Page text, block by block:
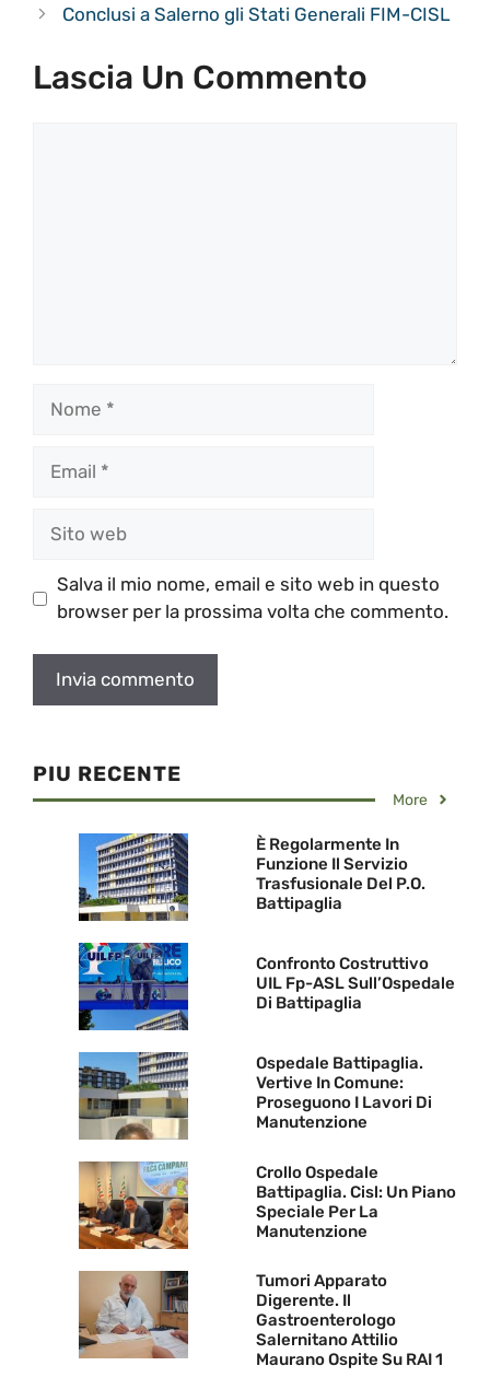
Conclusi a Salerno gli Stati Generali FIM-CISL
Lascia Un Commento
Salva il mio nome, email e sito web in questo
browser per la prossima volta che commento.
PIU RECENTE
More
È Regolarmente In
Funzione Il Servizio
Trasfusionale Del P.O.
Battipaglia
Confronto Costruttivo
UIL Fp-ASL Sull’Ospedale
Di Battipaglia
Ospedale Battipaglia.
Vertive In Comune:
Proseguono I Lavori Di
Manutenzione
Crollo Ospedale
Battipaglia. Cisl: Un Piano
Speciale Per La
Manutenzione
Tumori Apparato
Digerente. Il
Gastroenterologo
Salernitano Attilio
Maurano Ospite Su RAI 1